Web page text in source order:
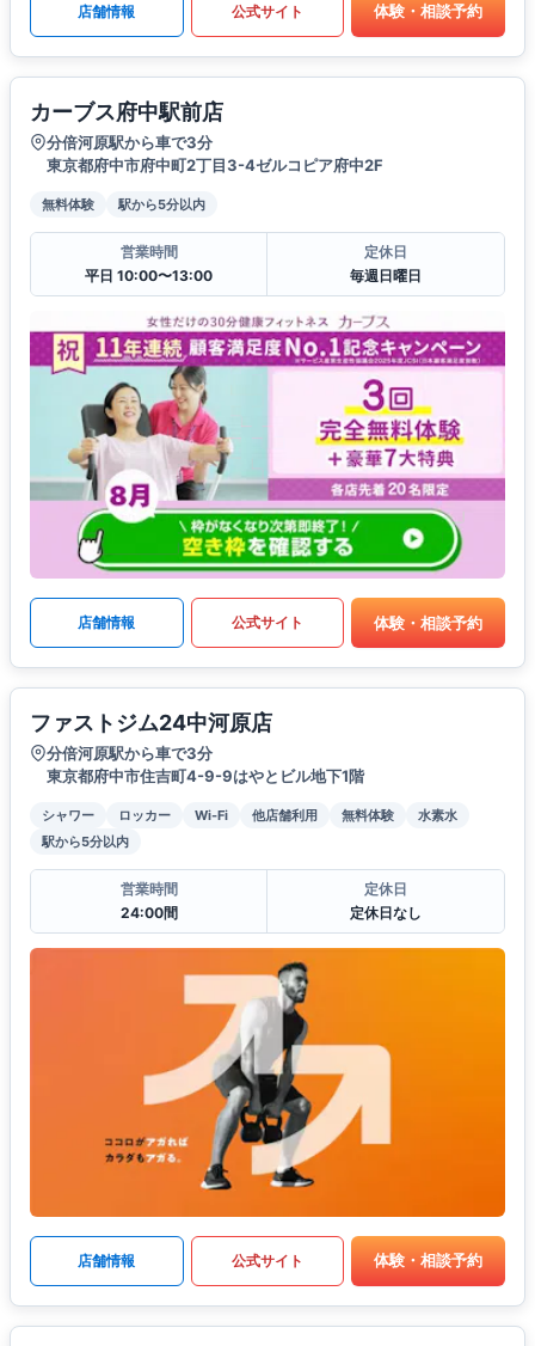
店舗情報 公式サイト 体験・相談予約
カーブス府中駅前店
分倍河原駅から車で3分
東京都府中市府中町2丁目3-4ゼルコピア府中2F
無料体験 駅から5分以内
営業時間
平日 10:00〜13:00
定休日
毎週日曜日
店舗情報 公式サイト 体験・相談予約
ファストジム24中河原店
分倍河原駅から車で3分
東京都府中市住吉町4-9-9はやとビル地下1階
シャワー ロッカー Wi-Fi 他店舗利用 無料体験
水素水
駅から5分以内
営業時間
24:00間
定休日
定休日なし
店舗情報 公式サイト 体験・相談予約